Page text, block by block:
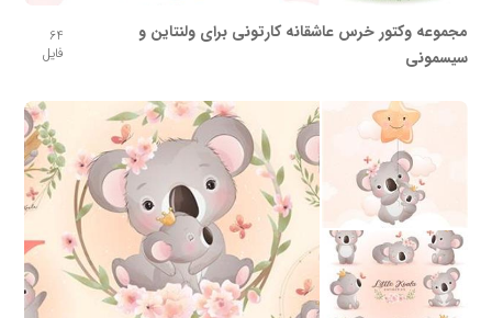
مجموعه وکتور خرس عاشقانه کارتونی برای ولنتاین و
سیسمونی
64
فایل